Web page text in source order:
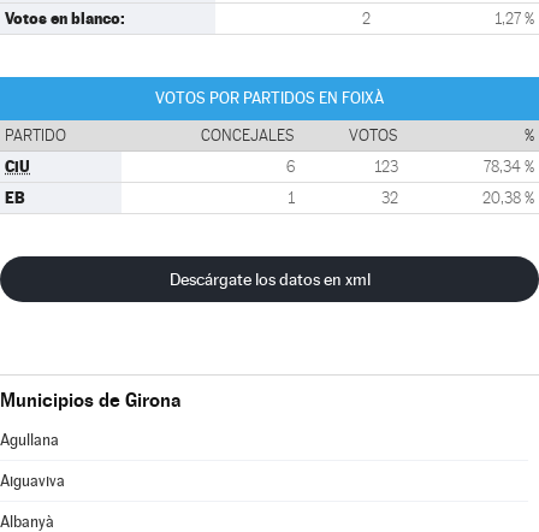
Votos en blanco: 2 1,27 %
VOTOS POR PARTIDOS EN FOIXÀ
PARTIDO CONCEJALES VOTOS %
CiU 6 123 78,34 %
EB 1 32 20,38 %
Descárgate los datos en xml
Municipios de Girona
Agullana
Aiguaviva
Albanyà